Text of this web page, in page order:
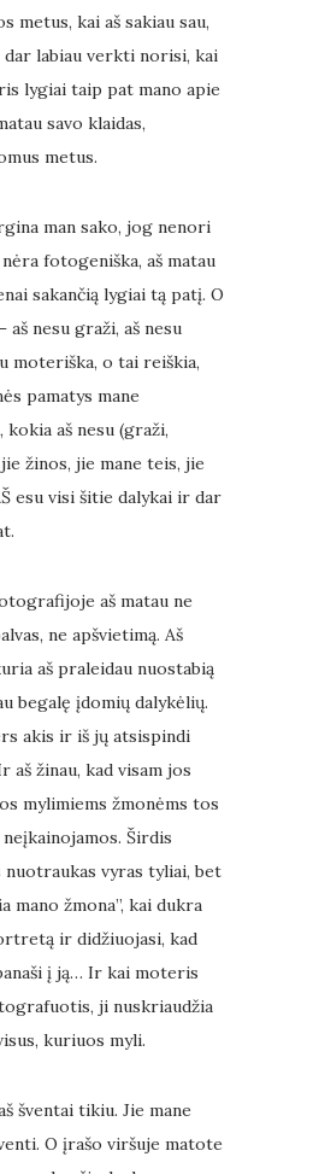
metus, kai aš sakiau sau,
dar labiau verkti norisi, kai
lygiai taip pat mano apie
savo klaidas,
metus.
man sako, jog nenori
fotogeniška, aš matau
sakančią lygiai tą patį. O
aš nesu graži, aš nesu
moteriška, o tai reiškia,
pamatys mane
aš nesu (graži,
žinos, jie mane teis, jie
esu visi šitie dalykai ir dar
aš matau ne
ne apšvietimą. Aš
aš praleidau nuostabią
begalę įdomių dalykėlių.
akis ir iš jų atsispindi
aš žinau, kad visam jos
mylimiems žmonėms tos
Širdis
vyras tyliai, bet
mano žmona”, kai dukra
ir didžiuojasi, kad
į ją… Ir kai moteris
ji nuskriaudžia
kuriuos myli.
šventai tikiu. Jie mane
O įrašo viršuje matote